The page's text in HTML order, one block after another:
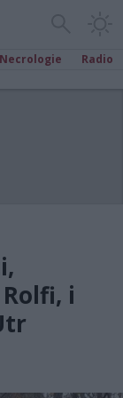
Necrologie Radio
i